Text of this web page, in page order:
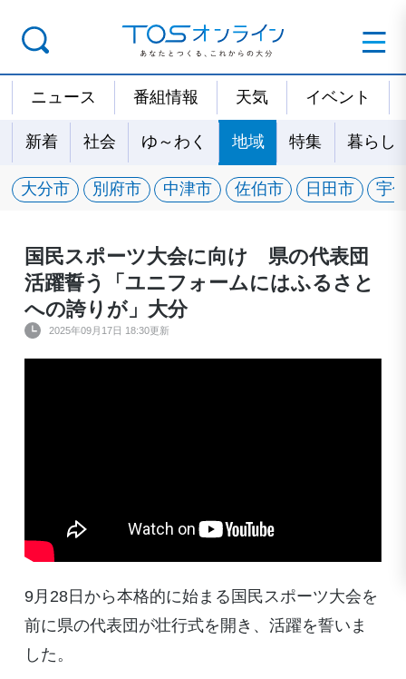
ニュース 番組情報 天気 イベント
新着 社会 ゆ～わく 地域 特集 暮らし
大分市 別府市 中津市 佐伯市 日田市 宇
国民スポーツ大会に向け 県の代表団
活躍誓う「ユニフォームにはふるさと
への誇りが」大分
2025年09月17日 18:30更新
9月28日から本格的に始まる国民スポーツ大会を
前に県の代表団が壮行式を開き、活躍を誓いま
した。